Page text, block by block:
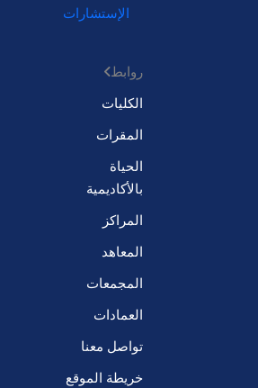
الإستشارات
روابط
الكليات
المقرات
الحياة
بالأكاديمية
المراكز
المعاهد
المجمعات
العمادات
تواصل معنا
خريطة الموقع